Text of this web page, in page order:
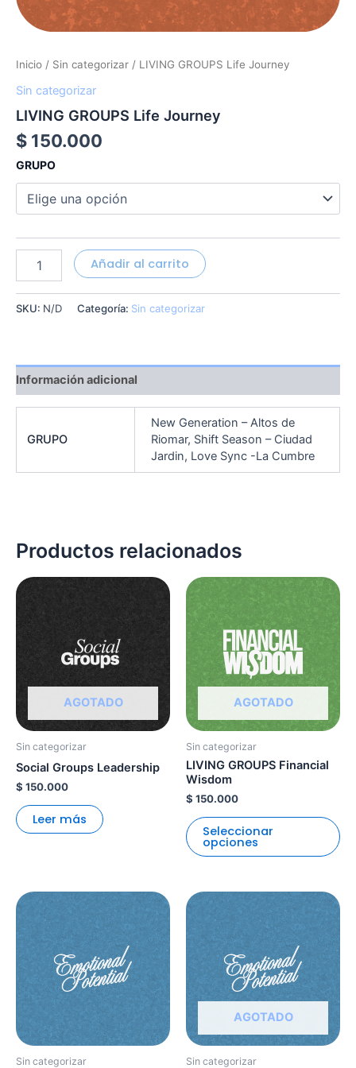
Inicio / Sin categorizar / LIVING GROUPS Life Journey
Sin categorizar
LIVING GROUPS Life Journey
$ 150.000
GRUPO
Añadir al carrito
SKU: N/D Categoría: Sin categorizar
Información adicional
GRUPO
New Generation – Altos de
Riomar, Shift Season – Ciudad
Jardin, Love Sync -La Cumbre
Productos relacionados
AGOTADO
Sin categorizar
Social Groups Leadership
$ 150.000
Leer más
AGOTADO
Sin categorizar
LIVING GROUPS Financial
Wisdom
$ 150.000
Seleccionar
opciones
se
de
Sin categorizar
Este
producto
tiene
múltiples
variantes.
se
AGOTADO
Sin categorizar